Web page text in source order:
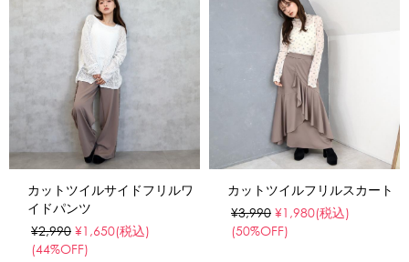
カットツイルサイドフリルワ
イドパンツ
¥2,990 ¥1,650(税込)
(44%OFF)
カットツイルフリルスカート
¥3,990 ¥1,980(税込)
(50%OFF)